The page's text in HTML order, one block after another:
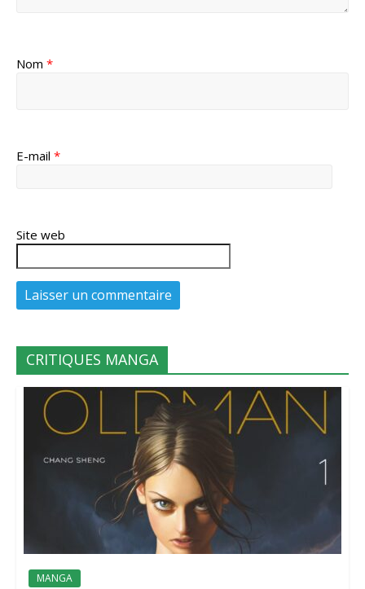
Nom *
E-mail *
Site web
CRITIQUES MANGA
MANGA